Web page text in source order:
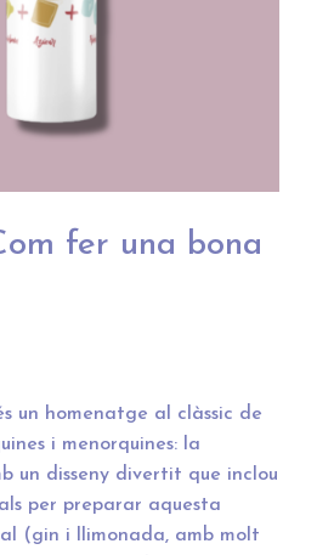
fer una bona
un homenatge al clàssic de
i menorquines: la
un disseny divertit que inclou
per preparar aquesta
(gin i llimonada, amb molt